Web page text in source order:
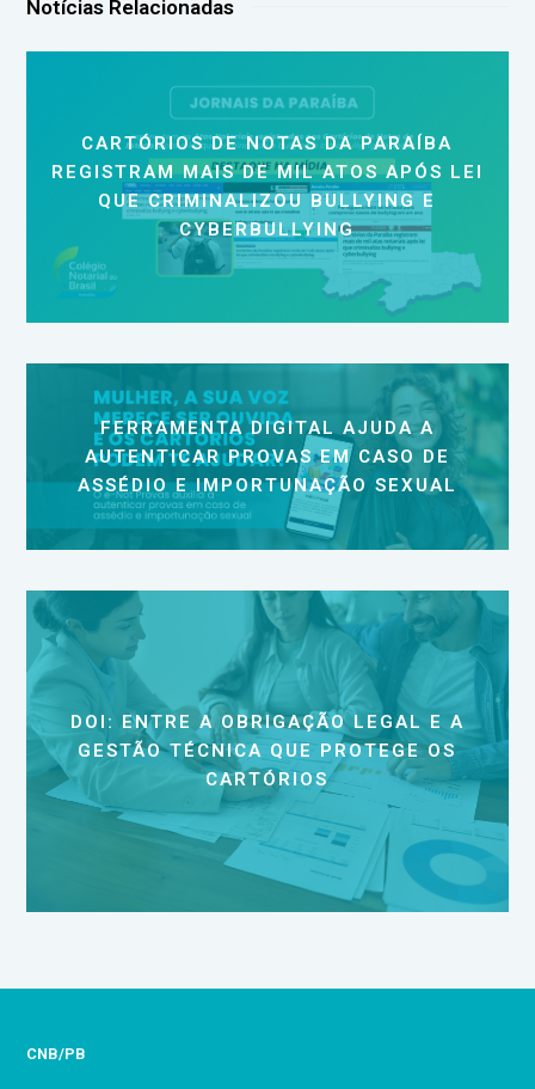
Notícias Relacionadas
CARTÓRIOS DE NOTAS DA PARAÍBA
REGISTRAM MAIS DE MIL ATOS APÓS LEI
QUE CRIMINALIZOU BULLYING E
CYBERBULLYING
FERRAMENTA DIGITAL AJUDA A
AUTENTICAR PROVAS EM CASO DE
ASSÉDIO E IMPORTUNAÇÃO SEXUAL
DOI: ENTRE A OBRIGAÇÃO LEGAL E A
GESTÃO TÉCNICA QUE PROTEGE OS
CARTÓRIOS
CNB/PB